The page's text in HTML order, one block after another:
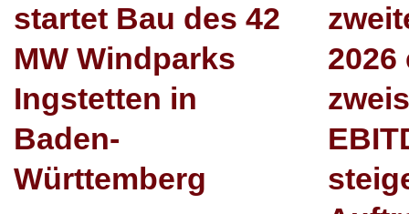
startet Bau des 42
MW Windparks
Ingstetten in
Baden-
Württemberg
2026